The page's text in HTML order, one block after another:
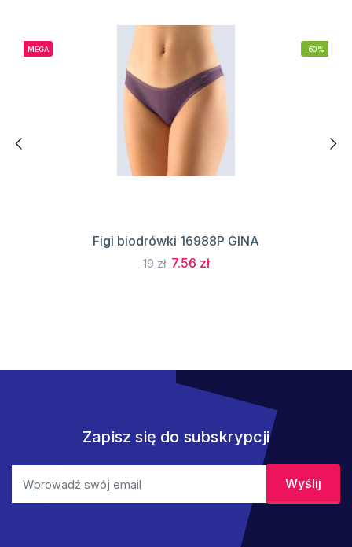
MEGA -60%
Figi biodrówki 16988P GINA
19 zł 7.56 zł
Zapisz się do subskrypcji